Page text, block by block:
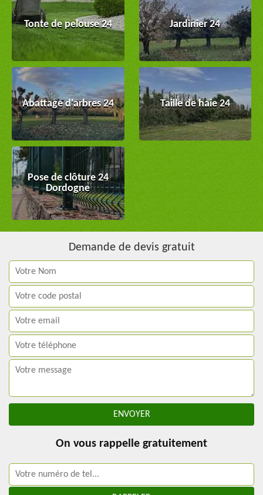
Tonte de pelouse 24 Jardinier 24
Abattage d'arbres 24 Taille de haie 24
Pose de clôture 24
Dordogne
Demande de devis gratuit
On vous rappelle gratuitement